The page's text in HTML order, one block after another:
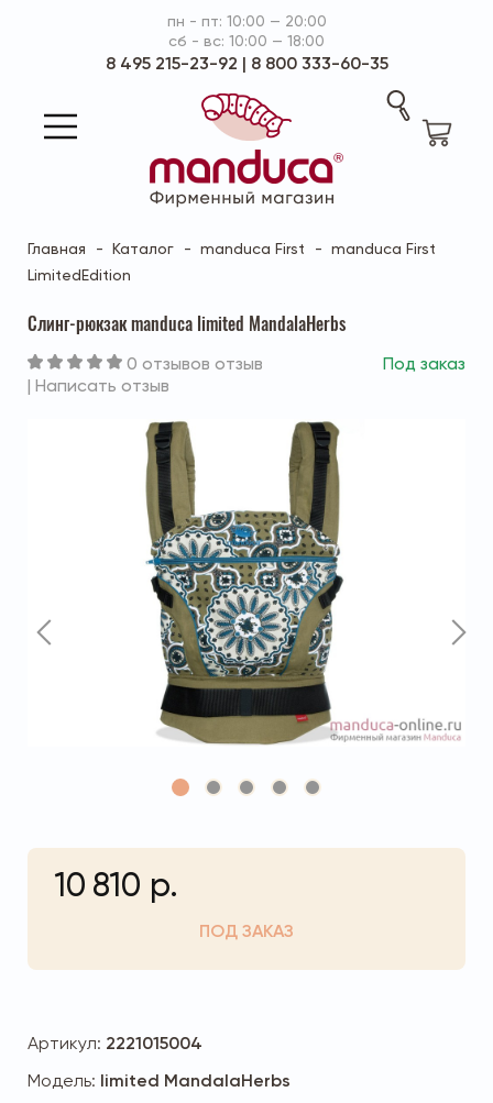
пн - пт: 10:00 — 20:00
сб - вс: 10:00 — 18:00
8 495 215-23-92 | 8 800 333-60-35
Главная Каталог manduca First
manduca First
LimitedEdition
Слинг-рюкзак manduca limited MandalaHerbs
0 отзывов отзыв
| Написать отзыв
Под заказ
Артикул: 2221015004
Модель: limited MandalaHerbs
10 810 р.
ПОД ЗАКАЗ